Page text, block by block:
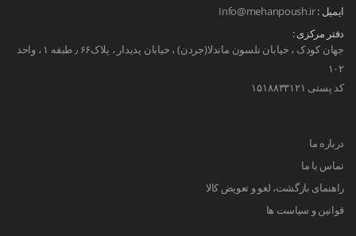
ایمیل :Info@mehanpoush.ir
دفتر مرکزی :
جهان کودک ، خیابان نلسون ماندلا(جردن) ، خیابان پدیدار ، پلاک۶۶ ٫ طبقه ۱ ، واحد
۱۰۲
کد پستی ۱۵۱۸۸۳۳۱۲۱
درباره ما
تماس با ما
راهنمای بازگشت، لغو و تعویض کالا
قوانین و سیاست ها